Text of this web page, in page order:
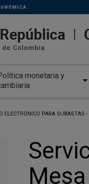
monetaria y
ELECTRÓNICO PARA SUBASTAS